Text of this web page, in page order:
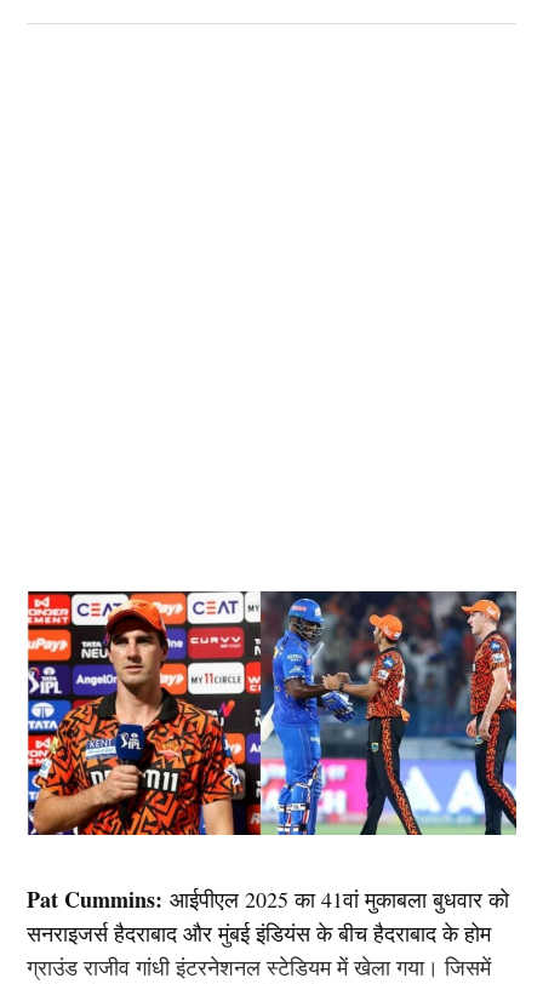
Pat Cummins:आईपीएल 2025 का 41वां मुकाबला बुधवार को
सनराइजर्स हैदराबाद और मुंबई इंडियंस के बीच हैदराबाद के होम
ग्राउंड राजीव गांधी इंटरनेशनल स्टेडियम में खेला गया। जिसमें